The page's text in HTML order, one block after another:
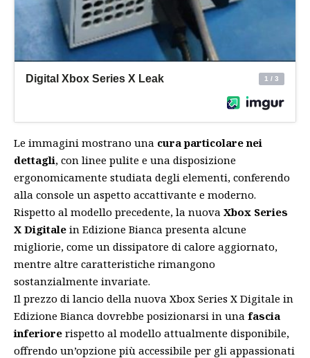
Le immagini mostrano una cura particolare nei
dettagli, con linee pulite e una disposizione
ergonomicamente studiata degli elementi, conferendo
alla console un aspetto accattivante e moderno.
Rispetto al modello precedente, la nuova Xbox Series
X Digitale in Edizione Bianca presenta alcune
migliorie, come un dissipatore di calore aggiornato,
mentre altre caratteristiche rimangono
sostanzialmente invariate.
Il prezzo di lancio della nuova Xbox Series X Digitale in
Edizione Bianca dovrebbe posizionarsi in una fascia
inferiore rispetto al modello attualmente disponibile,
offrendo un’opzione più accessibile per gli appassionati